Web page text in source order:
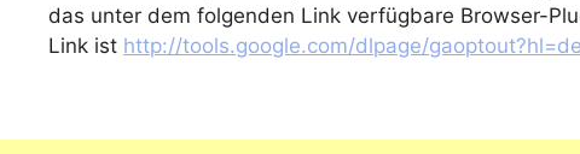
das unter dem folgenden Link verfügbare Browser-
Link ist http://tools.google.com/dlpage/gaoptout?hl=de